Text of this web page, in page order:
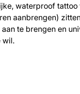
waterproof
aanbrengen)
te brengen en
wil.